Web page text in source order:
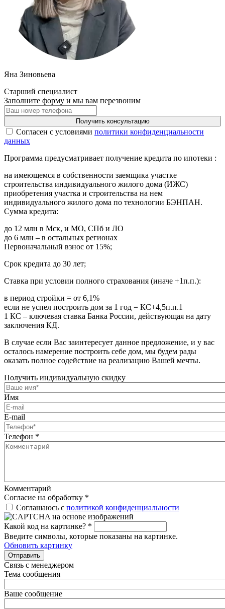
Яна Зиновьева
Старший специалист
Заполните форму и мы вам перезвоним
Получить консультацию
Cогласен с условиями политики конфиденциальности
данных
Программа предусматривает получение кредита по ипотеки :
на имеющемся в собственности заемщика участке
строительства индивидуального жилого дома (ИЖС)
приобретения участка и строительства на нем
индивидуального жилого дома по технологии БЭНПАН.
Сумма кредита:
до 12 млн в Мск, и МО, СПб и ЛО
до 6 млн – в остальных регионах
Первоначальный взнос от 15%;
Срок кредита до 30 лет;
Ставка при условии полного страхования (иначе +1п.п.):
в период стройки = от 6,1%
если не успел построить дом за 1 год = КС+4,5п.п.1
1 КС – ключевая ставка Банка России, действующая на дату
заключения КД.
В случае если Вас заинтересует данное предложение, и у вас
осталось намерение построить себе дом, мы будем рады
оказать полное содействие на реализацию Вашей мечты.
Получить индивидуальную скидку
Имя
E-mail
Телефон *
Комментарий
Согласие на обработку *
Соглашаюсь с политикой конфиденциальности
Какой код на картинке? *
Введите символы, которые показаны на картинке.
Обновить картинку
Отправить
Связь с менеджером
Тема сообщения
Ваше сообщение